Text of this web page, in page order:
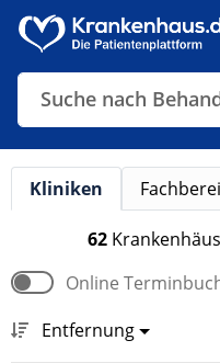
Suche nach
Kliniken
62
Online
Entfernung